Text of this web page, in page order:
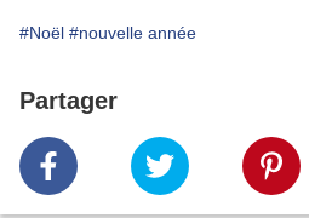
#Noël #nouvelle année
Partager